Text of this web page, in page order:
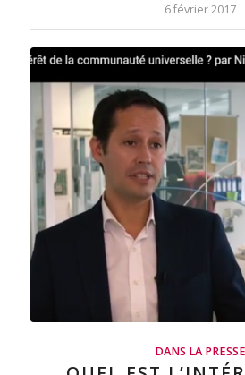
6 février 2017
DANS LA PRESSE